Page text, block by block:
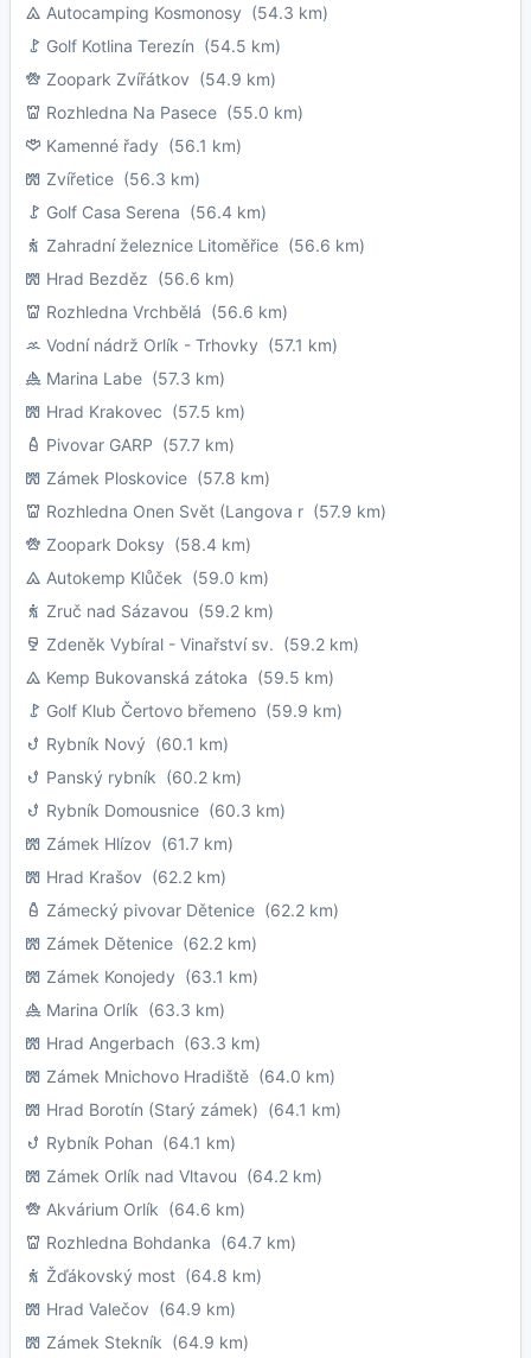
Autocamping Kosmonosy (54.3 km)
Golf Kotlina Terezín (54.5 km)
Zoopark Zvířátkov (54.9 km)
Rozhledna Na Pasece (55.0 km)
Kamenné řady (56.1 km)
Zvířetice (56.3 km)
Golf Casa Serena (56.4 km)
Zahradní železnice Litoměřice (56.6 km)
Hrad Bezděz (56.6 km)
Rozhledna Vrchbělá (56.6 km)
Vodní nádrž Orlík - Trhovky (57.1 km)
Marina Labe (57.3 km)
Hrad Krakovec (57.5 km)
Pivovar GARP (57.7 km)
Zámek Ploskovice (57.8 km)
Rozhledna Onen Svět (Langova r (57.9 km)
Zoopark Doksy (58.4 km)
Autokemp Klůček (59.0 km)
Zruč nad Sázavou (59.2 km)
Zdeněk Vybíral - Vinařství sv. (59.2 km)
Kemp Bukovanská zátoka (59.5 km)
Golf Klub Čertovo břemeno (59.9 km)
Rybník Nový (60.1 km)
Panský rybník (60.2 km)
Rybník Domousnice (60.3 km)
Zámek Hlízov (61.7 km)
Hrad Krašov (62.2 km)
Zámecký pivovar Dětenice (62.2 km)
Zámek Dětenice (62.2 km)
Zámek Konojedy (63.1 km)
Marina Orlík (63.3 km)
Hrad Angerbach (63.3 km)
Zámek Mnichovo Hradiště (64.0 km)
Hrad Borotín (Starý zámek) (64.1 km)
Rybník Pohan (64.1 km)
Zámek Orlík nad Vltavou (64.2 km)
Akvárium Orlík (64.6 km)
Rozhledna Bohdanka (64.7 km)
Žďákovský most (64.8 km)
Hrad Valečov (64.9 km)
Zámek Stekník (64.9 km)